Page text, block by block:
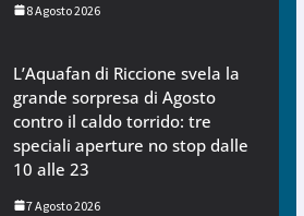
8 Agosto 2026
L’Aquafan di Riccione svela la
grande sorpresa di Agosto
contro il caldo torrido: tre
speciali aperture no stop dalle
10 alle 23
7 Agosto 2026